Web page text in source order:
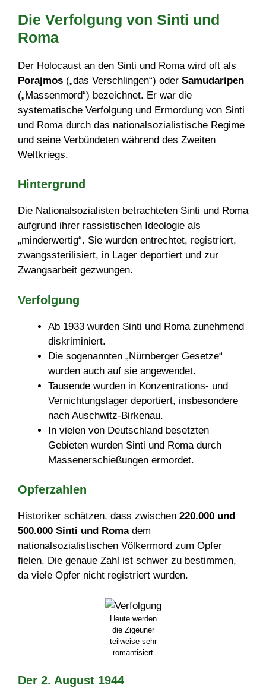
Die Verfolgung von Sinti und
Roma
Der Holocaust an den Sinti und Roma wird oft als
Porajmos („das Verschlingen“) oder Samudaripen
(„Massenmord“) bezeichnet. Er war die
systematische Verfolgung und Ermordung von Sinti
und Roma durch das nationalsozialistische Regime
und seine Verbündeten während des Zweiten
Weltkriegs.
Hintergrund
Die Nationalsozialisten betrachteten Sinti und Roma
aufgrund ihrer rassistischen Ideologie als
„minderwertig“. Sie wurden entrechtet, registriert,
zwangssterilisiert, in Lager deportiert und zur
Zwangsarbeit gezwungen.
Verfolgung
Ab 1933 wurden Sinti und Roma zunehmend
diskriminiert.
Die sogenannten „Nürnberger Gesetze“
wurden auch auf sie angewendet.
Tausende wurden in Konzentrations- und
Vernichtungslager deportiert, insbesondere
nach Auschwitz-Birkenau.
In vielen von Deutschland besetzten
Gebieten wurden Sinti und Roma durch
Massenerschießungen ermordet.
Opferzahlen
Historiker schätzen, dass zwischen 220.000 und
500.000 Sinti und Romadem
nationalsozialistischen Völkermord zum Opfer
fielen. Die genaue Zahl ist schwer zu bestimmen,
da viele Opfer nicht registriert wurden.
Heute werden
die Zigeuner
teilweise sehr
romantisiert
Der 2. August 1944